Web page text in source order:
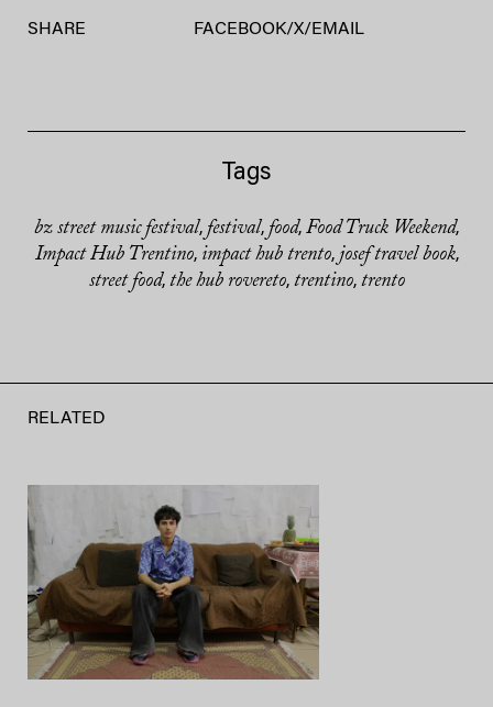
SHARE FACEBOOK/X/ EMAIL
Tags
bz street music festival, festival, food, Food Truck Weekend,
Impact Hub Trentino, impact hub trento, josef travel book,
street food, the hub rovereto, trentino, trento
RELATED